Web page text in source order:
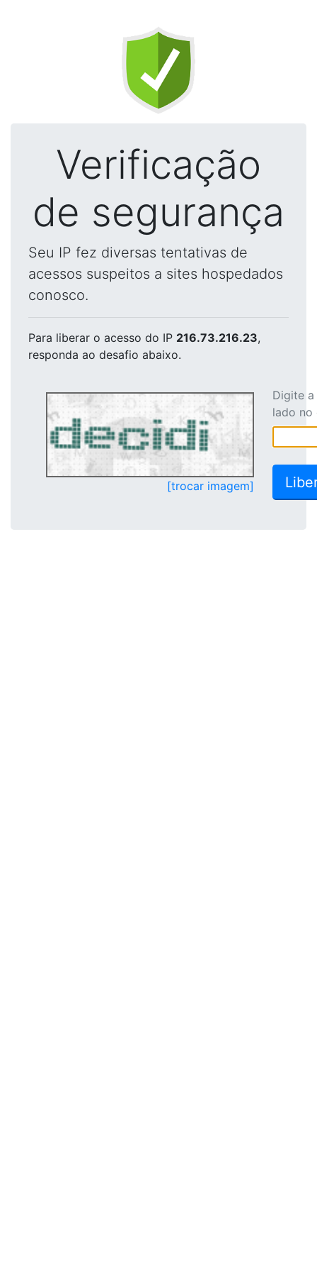
Verificação
de segurança
Seu IP fez diversas tentativas de
acessos suspeitos a sites hospedados
conosco.
Para liberar o acesso do IP 216.73.216.23,
responda ao desafio abaixo.
[trocar imagem]
Digite
lado no